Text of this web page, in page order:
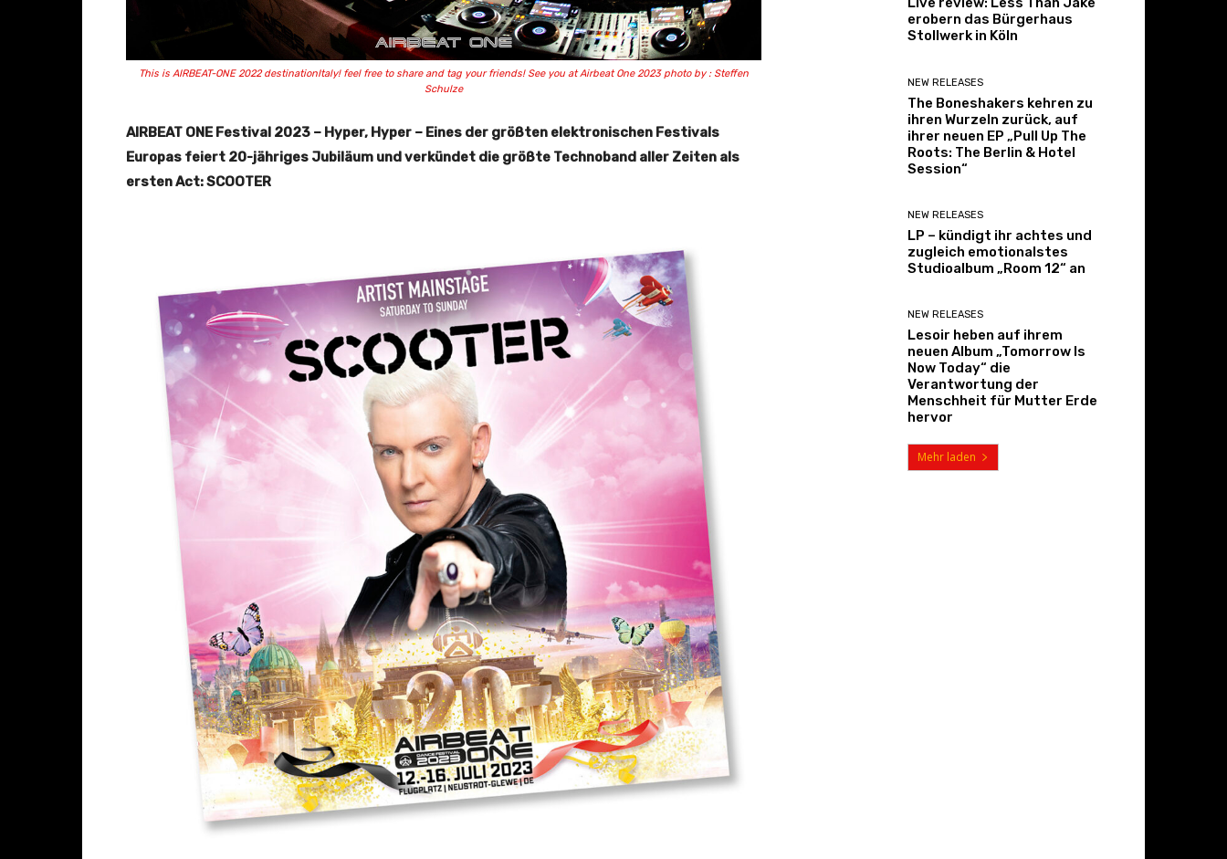
This is AIRBEAT-ONE 2022 destinationItaly! feel free to share and tag your friends! See you at Airbeat One 2023 photo by : Steffen
Schulze
AIRBEAT ONE Festival 2023 – Hyper, Hyper – Eines der größten elektronischen Festivals
Europas feiert 20-jähriges Jubiläum und verkündet die größte Technoband aller Zeiten als
ersten Act: SCOOTER
erobern das Bürgerhaus
Stollwerk in Köln
NEW RELEASES
The Boneshakers kehren zu
ihren Wurzeln zurück, auf
ihrer neuen EP „Pull Up The
Roots: The Berlin & Hotel
Session“
NEW RELEASES
LP – kündigt ihr achtes und
zugleich emotionalstes
Studioalbum „Room 12“ an
NEW RELEASES
Lesoir heben auf ihrem
neuen Album „Tomorrow Is
Now Today“ die
Verantwortung der
Menschheit für Mutter Erde
hervor
Mehr laden